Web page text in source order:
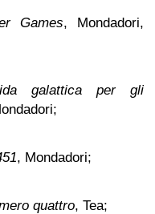
Games, Mondadori,
galattica per gli
, Mondadori;
quattro, Tea;